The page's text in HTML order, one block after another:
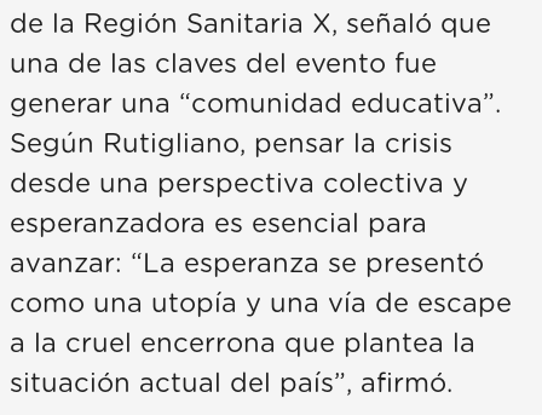
de la Región Sanitaria X, señaló que
una de las claves del evento fue
generar una “comunidad educativa”.
Según Rutigliano, pensar la crisis
desde una perspectiva colectiva y
esperanzadora es esencial para
avanzar: “La esperanza se presentó
como una utopía y una vía de escape
a la cruel encerrona que plantea la
situación actual del país”, afirmó.